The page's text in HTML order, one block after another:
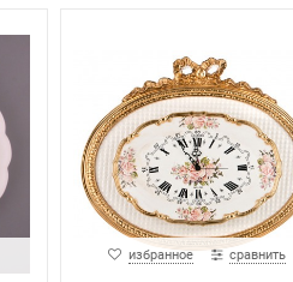
избранное сравнить